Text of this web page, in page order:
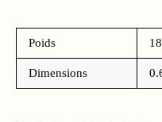
Poids
Dimensions